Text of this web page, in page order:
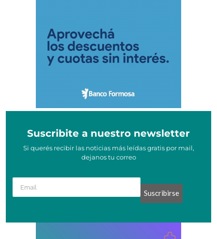
Suscribite a nuestro newsletter
Si querés recibir las noticias más leídas gratis por mail,
dejanos tu correo
Suscribirse